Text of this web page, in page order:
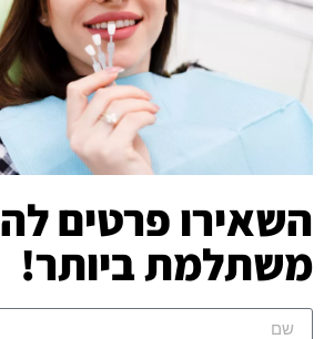
השאירו פרטים
משתלמת ביותר!